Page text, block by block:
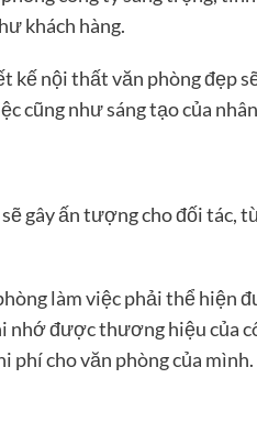
khách hàng.
kế nội thất văn phòng đẹp
cũng như sáng tạo của
gây ấn tượng cho đối tác,
làm việc phải thể hiện
nhớ được thương hiệu của
phí cho văn phòng của mình.